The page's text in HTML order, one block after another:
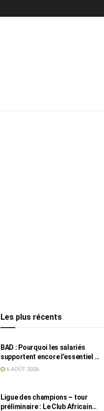
Les plus récents
BAD : Pourquoi les salariés
supportent encore l’essentiel de
l’effort fiscal en Tunisie
6 AOÛT 2026
Ligue des champions – tour
préliminaire : Le Club Africain